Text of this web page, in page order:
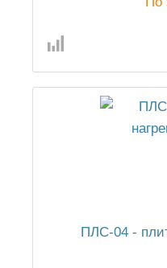
ПЛС-04 -